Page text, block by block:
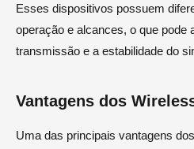
Esses dispositivos possuem
operação e alcances, o que pode
transmissão e a estabilidade do
Vantagens dos
Uma das principais vantagens